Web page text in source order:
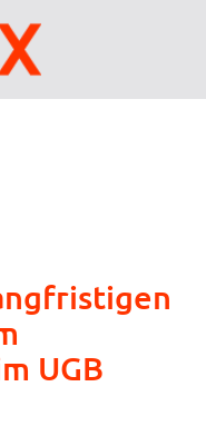
UGB